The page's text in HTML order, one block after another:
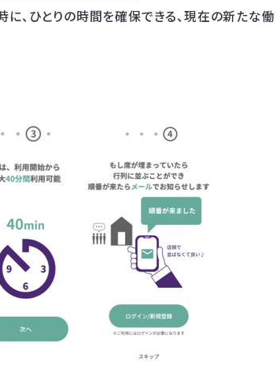
に、ひとりの時間を確保できる、現在の新たな働